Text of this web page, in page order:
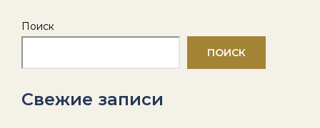
Поиск
ПОИСК
Свежие записи